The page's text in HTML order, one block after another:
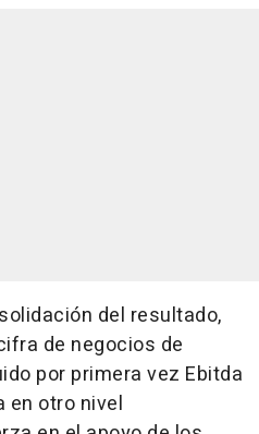
del resultado,
de negocios de
por primera vez Ebitda
en otro nivel